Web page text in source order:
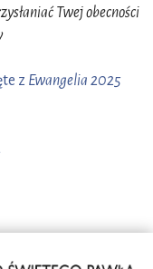
Twej obecności
z Ewangelia 2025